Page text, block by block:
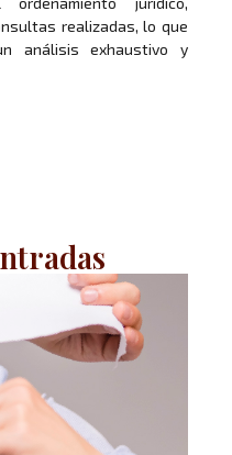
realizadas, lo que
análisis exhaustivo y